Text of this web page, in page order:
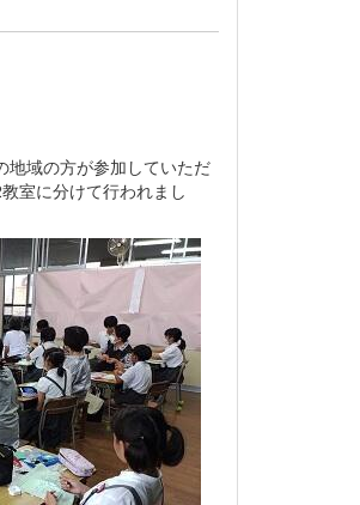
域の方が参加していただ
室に分けて行われまし